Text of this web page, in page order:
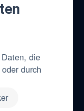
die
durch